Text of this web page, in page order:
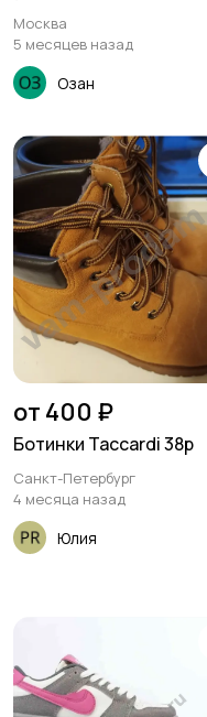
Москва
5 месяцев назад
Озан
от 400 ₽
Ботинки Taccardi 38р
Санкт-Петербург
4 месяца назад
Юлия